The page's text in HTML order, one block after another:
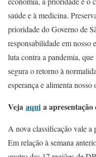
saúde e à medicina.
prioridade do Governo de
responsabilidade em nosso
luta contra a pandemia,
segura o retorno à
esperança e alimenta
Veja aqui a apresentação
A nova classificação vale a
Em relação à semana